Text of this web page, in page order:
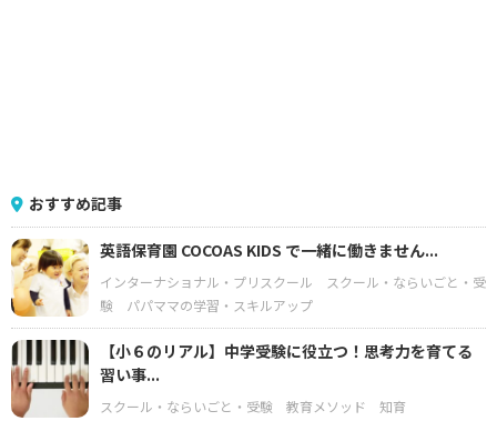
おすすめ記事
英語保育園 COCOAS KIDS で一緒に働きません...
インターナショナル・プリスクール
スクール・ならいごと・受
験
パパママの学習・スキルアップ
【小６のリアル】中学受験に役立つ！思考力を育てる
習い事...
スクール・ならいごと・受験 教育メソッド 知育